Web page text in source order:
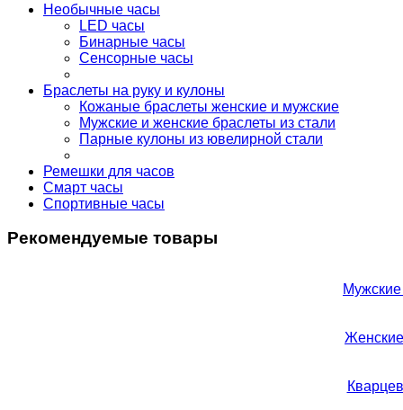
Необычные часы
LED часы
Бинарные часы
Сенсорные часы
Браслеты на руку и кулоны
Кожаные браслеты женские и мужские
Мужские и женские браслеты из стали
Парные кулоны из ювелирной стали
Ремешки для часов
Смарт часы
Спортивные часы
Рекомендуемые товары